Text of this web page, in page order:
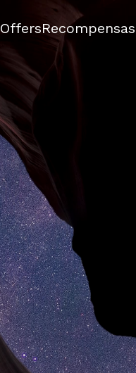
OffersRecompensas